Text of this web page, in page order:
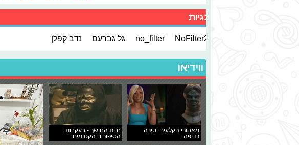
תגיות
NoFilter2
no_filter גל גברעם נדב קפלן
ווידיאו
מאחורי הקלעים: טירה
רדופה
חיית החושך - בעקבות
הסיפורים הקסומים